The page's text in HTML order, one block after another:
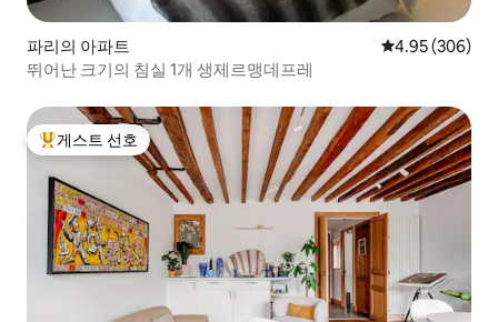
파리의 아파트 평점 4.95점(5
4.95 (306)
뛰어난 크기의 침실 1개 생제르맹데프레
상위 게스트 선호
게스트 선호